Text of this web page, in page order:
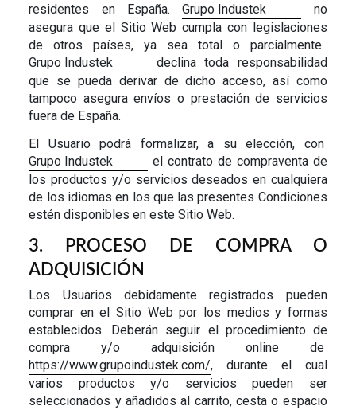
residentes en España.Grupo Industek
no
asegura que el Sitio Web cumpla con legislaciones
de otros países, ya sea total o parcialmente.
Grupo Industek
declina toda responsabilidad
que se pueda derivar de dicho acceso, así como
tampoco asegura envíos o prestación de servicios
fuera de España.
El Usuario podrá formalizar, a su elección, con
Grupo Industek
el contrato de compraventa de
los productos y/o servicios deseados en cualquiera
de los idiomas en los que las presentes Condiciones
estén disponibles en este Sitio Web.
3. PROCESO DE COMPRA O
ADQUISICIÓN
Los Usuarios debidamente registrados pueden
comprar en el Sitio Web por los medios y formas
establecidos. Deberán seguir el procedimiento de
compra y/o adquisición online de
https://www.grupoindustek.com/, durante el cual
varios productos y/o servicios pueden ser
seleccionados y añadidos al carrito, cesta o espacio